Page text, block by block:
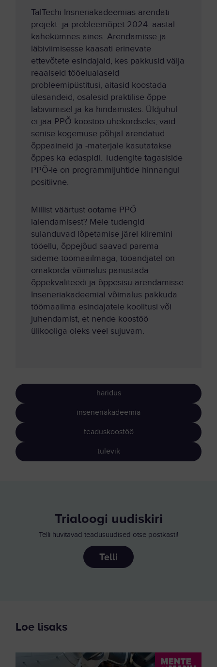
TalTechi Insneriakadeemias arendati
projekt- ja probleemõpet 2024. aastal
kahekümnes aines. Arendamisse ja
läbiviimisesse kaasati erinevate
ettevõtete esindajaid, kes pakkusid välja
reaalseid tööelualaseid
probleemipüstitusi, aitasid koostada
ülesandeid, osalesid praktilise õppe
läbiviimisel ja ka hindamistes. Üldjuhul
ei jää PPÕ koostöö ühekordseks, vaid
senise kogemuse põhjal arendatud
õppeaineid ja -materjale kasutatakse
õppes ka edaspidi. Tudengite tagasiside
PPÕ-le on programmijuhtide hinnangul
positiivne.
Millist väärtust ootame PPÕ
laiendamisest? Meie tudengid
sulanduvad lõpetamise järel kiiremini
tööellu, õppejõud saavad parema
sideme töömaailmaga, tööandjatel on
omakorda võimalus panustada
õppekvaliteedi ja õppesisu arendamisse.
Inseneriakadeemial võimalus pakkuda
töömaailma esindajatele koolitusi või
juhendamist, et nende koostöö
ülikooliga oleks veel sujuvam.
haridus
inseneriakadeemia
teaduskoostöö
tulevik
Trialoogi uudiskiri
Telli huvitavad teadusuudised otse postkasti!
Telli
Loe lisaks